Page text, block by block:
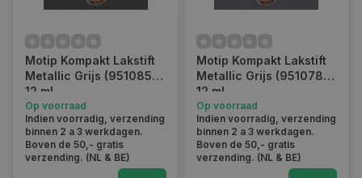
Motip Kompakt Lakstift
Metallic Grijs (951085) -
12 ml
Op voorraad
Indien voorradig, verzending
binnen 2 a 3 werkdagen.
Boven de 50,- gratis
verzending. (NL & BE)
Motip Kompakt Lakstift
Metallic Grijs (951078) -
12 ml
Op voorraad
Indien voorradig, verzending
binnen 2 a 3 werkdagen.
Boven de 50,- gratis
verzending. (NL & BE)